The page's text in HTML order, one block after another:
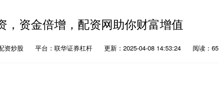
，资金倍增，配资网助你财富增值
资炒股 平台：联华证券杠杆 更新：2025-04-08 14:53:24 阅读：65